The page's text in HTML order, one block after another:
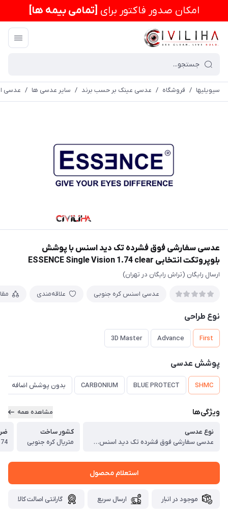
امكان صدور فاکتور برای [تمامی بیمه ها]
سیویلیها / فروشگاه / عدسی عینک بر حسب برند / سایر عدسی ها / عدسی
عدسی سفارشی فوق فشرده تک دید اسنس با پوشش
بلوپروتکت انتخابی ESSENCE Single Vision 1.74 clear
ارسال رایگان (تراش رایگان در تهران)
عدسی اسنس کره جنوبی علاقه‌مندی
نوع طراحی
First
Advance
3D Master
پوشش عدسی
SHMC
BLUE PROTECT
CARBONIUM بدون پوشش اضافه
ویژگی‌ها مشاهده همه
نوع عدسی
عدسی سفارشی فوق فشرده تک دید اسنس با پوشش بلوپروتکت انتخابی ESSENCE Single Vision 1.74 clear
کشور ساخت
متریال کره جنوبی
استعلام محصول
موجود در انبار ارسال سریع گارانتی اصالت کالا